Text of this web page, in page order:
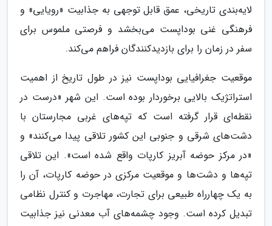
لایه‌بندی تاریخی، عمق قابل توجهی به جذابیت «رویایی» و
فرهنگی غنی بوداپست می‌بخشد و فرصتی ملموس برای
سفر در زمان را برای بازدیدکنندگان فراهم می‌کند.
موقعیت جغرافیایی بوداپست نیز در طول تاریخ از اهمیت
استراتژیک بالایی برخوردار بوده است. این شهر «درست در
نقطه‌ای قرار گرفته است که تپه‌های غربی مجارستان با
دشت‌های شرقی و جنوبی این کشور تلاقی پیدا می‌کنند» و
«در مرکز حوضه آبریز کارپات واقع شده است». این تلاقی
تپه‌ها و دشت‌ها و موقعیت مرکزی در حوضه کارپات، آن را
به یک چهارراه طبیعی برای تجارت، مهاجرت و کنترل نظامی
تبدیل کرده است. وجود چشمه‌های آب معدنی نیز جذابیت